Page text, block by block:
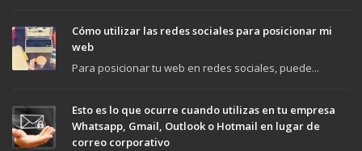
Cómo utilizar las redes sociales para posicionar mi
web
Para posicionar tu web en redes sociales, puede...
Esto es lo que ocurre cuando utilizas en tu empresa
Whatsapp, Gmail, Outlook o Hotmail en lugar de
correo corporativo